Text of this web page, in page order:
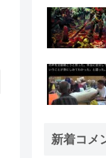
新着コメ